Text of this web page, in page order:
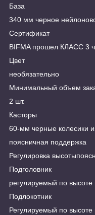
База
340 мм черное
Сертификат
BIFMA прошел КЛАСС 3
Цвет
необязательно
Минимальный объем
2 шт.
Касторы
60-мм черные колесики
поясничная поддержка
Регулировка
Подголовник
регулируемый по высоте
Подлокотник
Регулируемый по высоте